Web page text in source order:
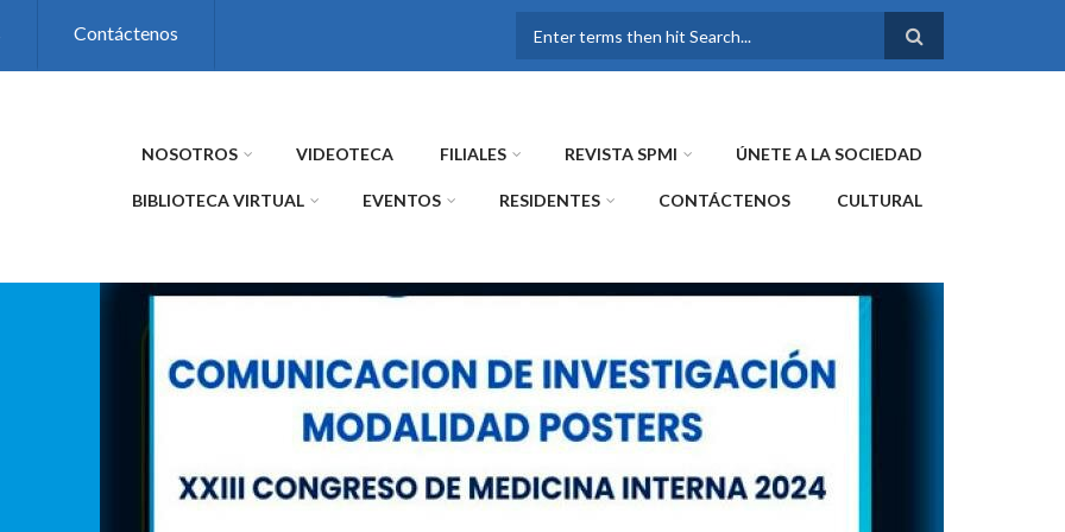
Contáctenos
FORMULARIO DE
NOSOTROS VIDEOTECA FILIALES REVISTA SPMI ÚNETE A LA SOCIEDAD
BIBLIOTECA VIRTUAL EVENTOS RESIDENTES CONTÁCTENOS CULTURAL